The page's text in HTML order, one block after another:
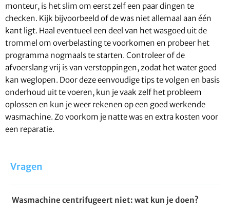
monteur, is het slim om eerst zelf een paar dingen te
checken. Kijk bijvoorbeeld of de was niet allemaal aan één
kant ligt. Haal eventueel een deel van het wasgoed uit de
trommel om overbelasting te voorkomen en probeer het
programma nogmaals te starten. Controleer of de
afvoerslang vrij is van verstoppingen, zodat het water goed
kan weglopen. Door deze eenvoudige tips te volgen en basis
onderhoud uit te voeren, kun je vaak zelf het probleem
oplossen en kun je weer rekenen op een goed werkende
wasmachine. Zo voorkom je natte was en extra kosten voor
een reparatie.
Vragen
Wasmachine centrifugeert niet: wat kun je doen?